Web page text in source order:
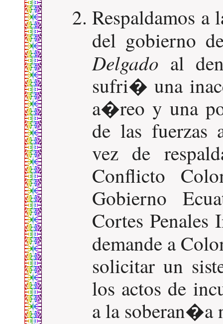
Respaldamos
del gobierno
Delgado al
sufri� una
a�reo y una
de las fuerzas
vez de
Conflicto
Gobierno
Cortes Penales
demande a
solicitar un
los actos de
a la soberan�a